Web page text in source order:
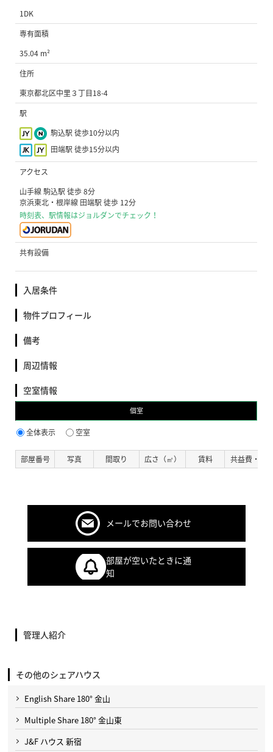
1DK
専有面積
35.04 m²
住所
東京都北区中里３丁目18-4
駅
駒込駅 徒歩10分以内
田端駅 徒歩15分以内
アクセス
山手線 駒込駅 徒歩 8分
京浜東北・根岸線 田端駅 徒歩 12分
時刻表、駅情報はジョルダンでチェック！
共有設備
入居条件
物件プロフィール
備考
周辺情報
空室情報
個室
全体表示 空室
部屋番号 写真 間取り 広さ（㎡） 賃料 共益費・管
メールでお問い合わせ
部屋が空いたときに通
知
管理人紹介
その他のシェアハウス
English Share 180° 金山
Multiple Share 180° 金山東
J&F ハウス 新宿